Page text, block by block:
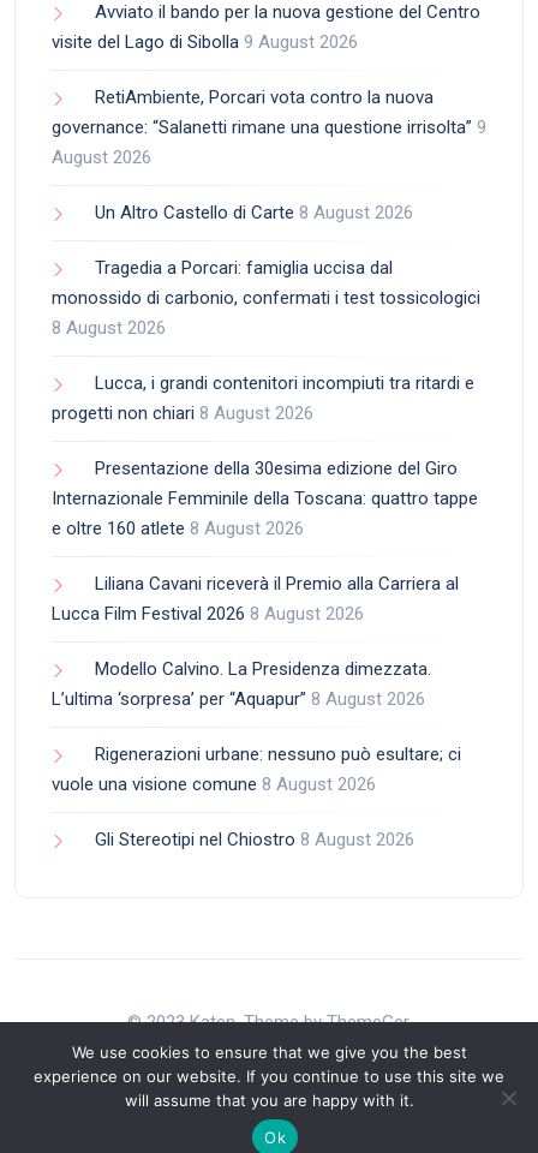
Avviato il bando per la nuova gestione del Centro
visite del Lago di Sibolla 9 August 2026
RetiAmbiente, Porcari vota contro la nuova
governance: “Salanetti rimane una questione irrisolta” 9
August 2026
Un Altro Castello di Carte 8 August 2026
Tragedia a Porcari: famiglia uccisa dal
monossido di carbonio, confermati i test tossicologici
8 August 2026
Lucca, i grandi contenitori incompiuti tra ritardi e
progetti non chiari 8 August 2026
Presentazione della 30esima edizione del Giro
Internazionale Femminile della Toscana: quattro tappe
e oltre 160 atlete 8 August 2026
Liliana Cavani riceverà il Premio alla Carriera al
Lucca Film Festival 2026 8 August 2026
Modello Calvino. La Presidenza dimezzata.
L’ultima ‘sorpresa’ per “Aquapur” 8 August 2026
Rigenerazioni urbane: nessuno può esultare; ci
vuole una visione comune 8 August 2026
Gli Stereotipi nel Chiostro 8 August 2026
© 2023 Katen. Theme by ThemeGer.
Back to Top
We use cookies to ensure that we give you the best
experience on our website. If you continue to use this site we
will assume that you are happy with it.
Ok